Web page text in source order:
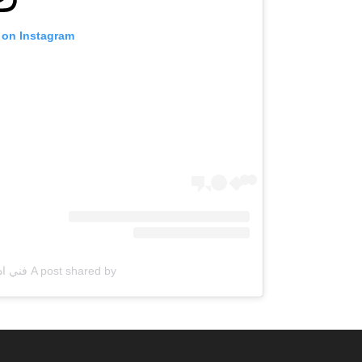
Instagram
A post shared by فني ادوات صحية (@q867com)